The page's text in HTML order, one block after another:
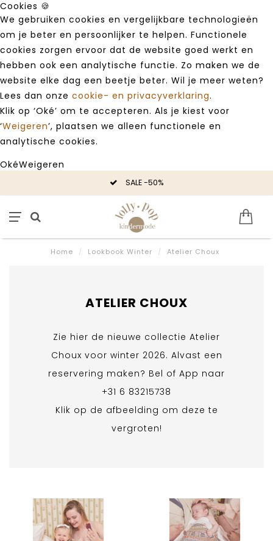
Cookies 🍪
We gebruiken cookies en vergelijkbare technologieën
om je beter en persoonlijker te helpen. Functionele
cookies zorgen ervoor dat de website goed werkt en
hebben ook een analytische functie. Zo maken we de
website elke dag een beetje beter. Wil je meer weten?
Lees dan onze cookie- en privacyverklaring.
Klik op ‘Oké’ om te accepteren. Als je kiest voor
‘Weigeren’, plaatsen we alleen functionele en
analytische cookies.
OkéWeigeren
SALE -50%
Home / Lookbook Winter / Atelier Choux
ATELIER CHOUX
Zie hier de nieuwe collectie Atelier
Choux voor winter 2026. Alvast een
reservering maken? Bel of App naar
+31 6 83215738
Klik op de afbeelding om deze te
vergroten!